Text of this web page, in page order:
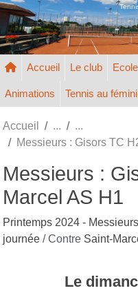
Accueil Le club
Animations Tennis au
Accueil
Messieurs : Gisors TC
Messieurs :
Marcel AS H1
Printemps 2024 -
journée / Contre Saint-
Le
Panneau de gestion des